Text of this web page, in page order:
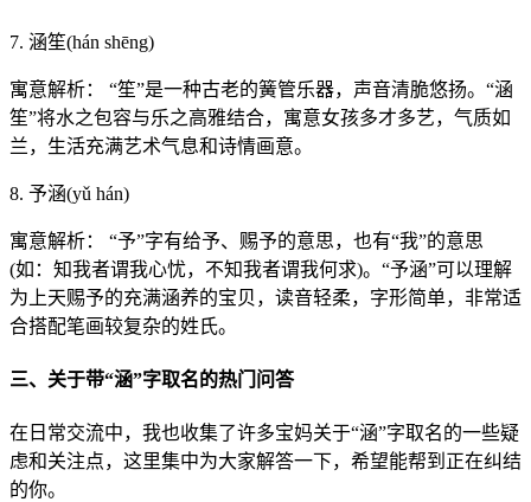
7. 涵笙(hán shēng)
寓意解析： “笙”是一种古老的簧管乐器，声音清脆悠扬。“涵
笙”将水之包容与乐之高雅结合，寓意女孩多才多艺，气质如
兰，生活充满艺术气息和诗情画意。
8. 予涵(yǔ hán)
寓意解析： “予”字有给予、赐予的意思，也有“我”的意思
(如：知我者谓我心忧，不知我者谓我何求)。“予涵”可以理解
为上天赐予的充满涵养的宝贝，读音轻柔，字形简单，非常适
合搭配笔画较复杂的姓氏。
三、关于带“涵”字取名的热门问答
在日常交流中，我也收集了许多宝妈关于“涵”字取名的一些疑
虑和关注点，这里集中为大家解答一下，希望能帮到正在纠结
的你。